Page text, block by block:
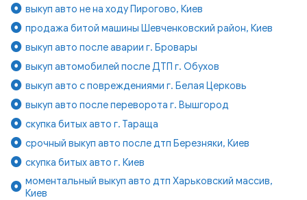
выкуп авто не на ходу Пирогово, Киев
продажа битой машины Шевченковский район, Киев
выкуп авто после аварии г. Бровары
выкуп автомобилей после ДТП г. Обухов
выкуп авто с повреждениями г. Белая Церковь
выкуп авто после переворота г. Вышгород
скупка битых авто г. Тараща
срочный выкуп авто после дтп Березняки, Киев
скупка битых авто г. Киев
моментальный выкуп авто дтп Харьковский массив,
Киев